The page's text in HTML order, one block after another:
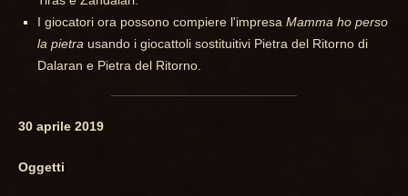
I giocatori ora possono compiere l'impresa Mamma ho perso
la pietra usando i giocattoli sostituitivi Pietra del Ritorno di
Dalaran e Pietra del Ritorno.
30 aprile 2019
Oggetti